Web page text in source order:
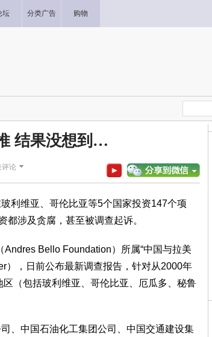
坛 分类广告 购物
结果没想到…
评论
维亚、哥伦比亚等5个国家投资147个项
都涉及贪腐，甚至被调查起诉。
Bello Foundation）所属“中国与拉美
），日前公布最新调查报告，针对从2000年
（包括玻利维亚、哥伦比亚、厄瓜多、秘鲁
中国石油化工集团公司、中国交通建设集